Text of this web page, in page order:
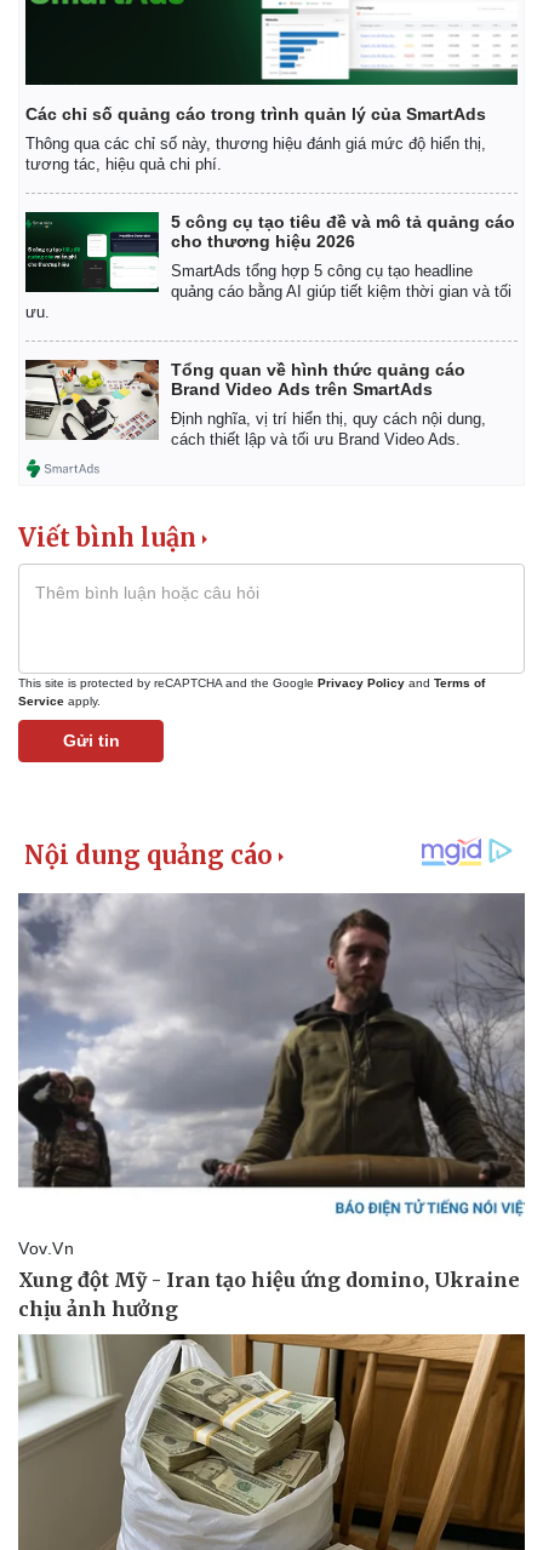
Bất động sản
Khởi nghiệp
Giá vàng
Tiêu dùng
Tỷ giá
Chứng khoán
Giá cà phê
Các chỉ số quảng cáo trong trình quản lý của SmartAds
Thông qua các chỉ số này, thương hiệu đánh giá mức độ hiển thị,
tương tác, hiệu quả chi phí.
5 công cụ tạo tiêu đề và mô tả quảng cáo
cho thương hiệu 2026
SmartAds tổng hợp 5 công cụ tạo headline
quảng cáo bằng AI giúp tiết kiệm thời gian và tối
ưu.
Tổng quan về hình thức quảng cáo
Brand Video Ads trên SmartAds
Định nghĩa, vị trí hiển thị, quy cách nội dung,
cách thiết lập và tối ưu Brand Video Ads.
Viết bình luận
This site is protected by reCAPTCHA and the Google Privacy Policy and Terms of
Service apply.
Gửi tin